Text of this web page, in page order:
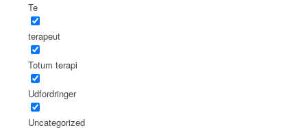
Te
terapeut
Totum terapi
Udfordringer
Uncategorized